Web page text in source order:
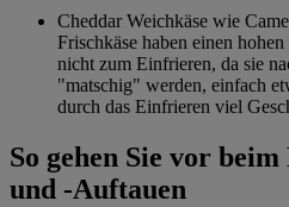
Cheddar Weichkäse wie
Frischkäse haben einen
nicht zum Einfrieren, da sie
"matschig" werden, einfach
durch das Einfrieren viel
So gehen Sie vor
und -Auftauen